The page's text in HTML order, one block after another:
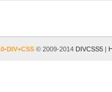
-DIV+CSS© 2009-2014 DIVCSS5|